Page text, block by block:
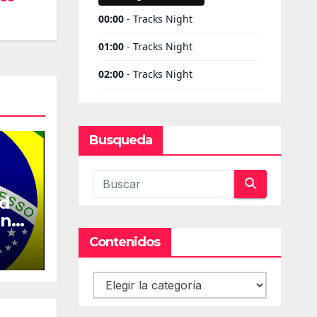
Busqueda
Contenidos
Contenidos